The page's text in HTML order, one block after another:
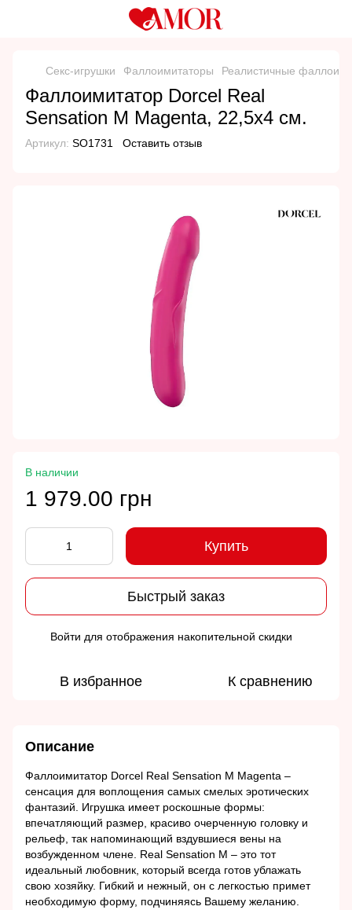
Секс-игрушки Фаллоимитаторы Реалистичные
Фаллоимитатор Dorcel Real
Sensation M Magenta, 22,5х4 см.
Артикул: SO1731 Оставить отзыв
В наличии
1 979.00 грн
Купить
Быстрый заказ
Войти для отображения накопительной скидки
В избранное К сравнению
Описание
Фаллоимитатор Dorcel Real Sensation M Magenta –
сенсация для воплощения самых смелых эротических
фантазий. Игрушка имеет роскошные формы:
впечатляющий размер, красиво очерченную головку и
рельеф, так напоминающий вздувшиеся вены на
возбужденном члене. Real Sensation M – это тот
идеальный любовник, который всегда готов ублажать
свою хозяйку. Гибкий и нежный, он с легкостью примет
необходимую форму, подчиняясь Вашему желанию.